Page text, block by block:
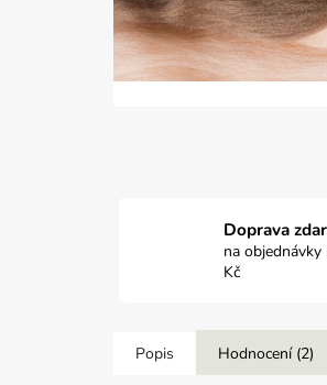
Doprava
na
Kč
Popis Hodnocení (2)